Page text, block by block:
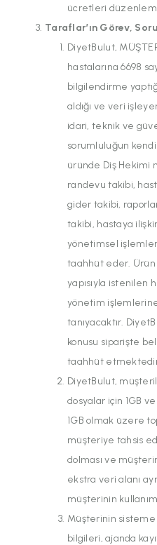
ücretleri
Taraflar’ın Görev,
DiyetBulut,
hastalarına 6698
bilgilendirme
aldığı ve veri
idari, teknik ve
sorumluluğun
üründe Diş
randevu takibi,
gider takibi,
takibi, hastaya
yönetimsel
taahhüt eder. Ürün
yapısıyla
yönetim işlemlerine
tanıyacaktır.
konusu siparişte
taahhüt
DiyetBulut,
dosyalar için 1GB
1GB olmak üzere
müşteriye tahsis
dolması ve
ekstra veri alanı
müşterinin
Müşterinin
bilgileri, ajanda